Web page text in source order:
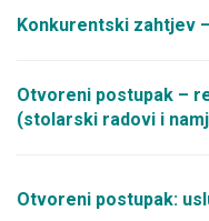
Konkurentski zahtjev
Otvoreni postupak –
(stolarski radovi i
Otvoreni postupak: